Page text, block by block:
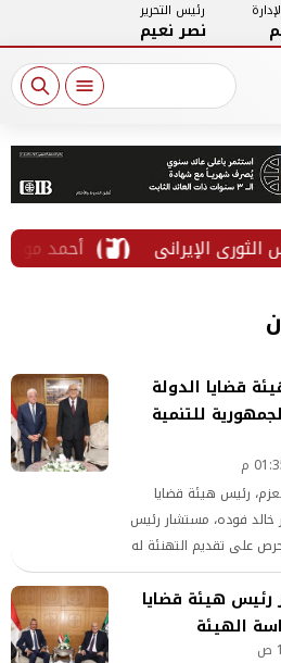
رئيس التحرير
نصر نعيم
أحمد موسى:
قضايا الدولة
للتنمية
رئيس هيئة قضايا
خالد فوده، مستشار رئيس
حرص على تقديم التهنئة له
له النجاح في قيادة أحد
رئيس هيئة قضايا
الهيئة